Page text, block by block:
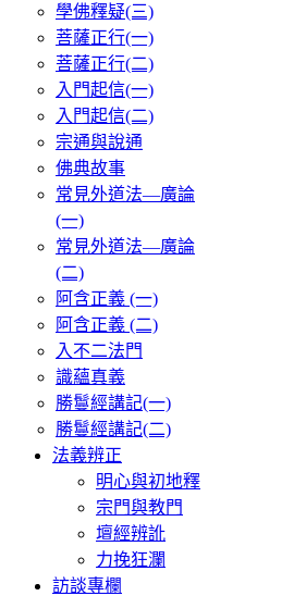
學佛釋疑(三)
菩薩正行(一)
菩薩正行(二)
入門起信(一)
入門起信(二)
宗通與說通
佛典故事
常見外道法—廣論
(一)
常見外道法—廣論
(二)
阿含正義 (一)
阿含正義 (二)
入不二法門
識蘊真義
勝鬘經講記(一)
勝鬘經講記(二)
法義辨正
明心與初地釋
宗門與教門
壇經辨訛
力挽狂瀾
訪談專欄